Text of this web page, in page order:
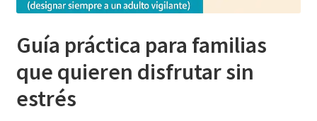
Guía práctica para familias
que quieren disfrutar sin
estrés